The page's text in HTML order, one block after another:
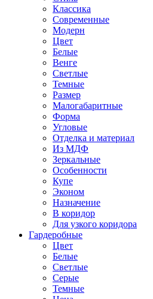
Классика
Современные
Модерн
Цвет
Белые
Венге
Светлые
Темные
Размер
Малогабаритные
Форма
Угловые
Отделка и материал
Из МДФ
Зеркальные
Особенности
Купе
Эконом
Назначение
В коридор
Для узкого коридора
Гардеробные
Цвет
Белые
Светлые
Серые
Темные